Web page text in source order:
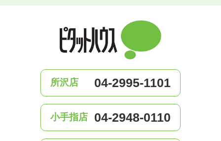
所沢店 04-2995-1101
小手指店 04-2948-0110